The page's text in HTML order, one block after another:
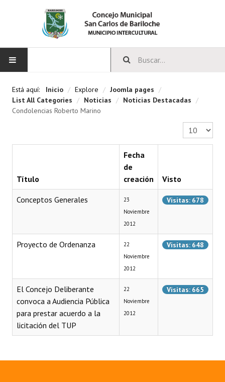
CONCEJO
Programas
Constitución Nacional
Constitución Provincial
Carta Orgánica 2007
Digesto
Está aquí: Inicio / Explore / Joomla pages /
List All Categories / Noticias / Noticias Destacadas /
Condolencias Roberto Marino
Cantidad a
Título
Fecha
de
creación
Visto
Conceptos Generales
23
Noviembre
2012
Visitas: 678
Proyecto de Ordenanza
22
Noviembre
2012
Visitas: 648
El Concejo Deliberante
convoca a Audiencia Pública
para prestar acuerdo a la
licitación del TUP
22
Noviembre
2012
Visitas: 665